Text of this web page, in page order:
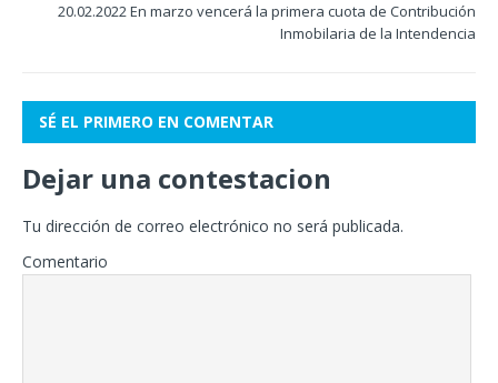
20.02.2022 En marzo vencerá la primera cuota de Contribución
Inmobilaria de la Intendencia
SÉ EL PRIMERO EN COMENTAR
Dejar una contestacion
Tu dirección de correo electrónico no será publicada.
Comentario